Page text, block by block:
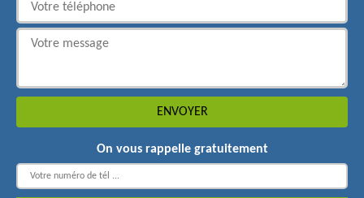
On vous rappelle gratuitement